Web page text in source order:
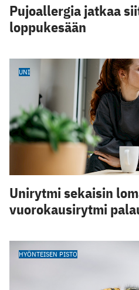
Pujoallergia jatkaa
loppukesään
UNI
Unirytmi sekaisin
vuorokausirytmi
HYÖNTEISEN PISTO